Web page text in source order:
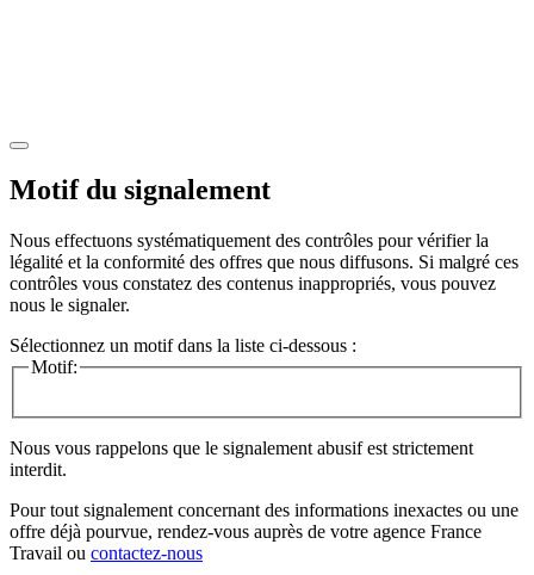
Motif du signalement
Nous effectuons systématiquement des contrôles pour vérifier la
légalité et la conformité des offres que nous diffusons. Si malgré ces
contrôles vous constatez des contenus inappropriés, vous pouvez
nous le signaler.
Sélectionnez un motif dans la liste ci-dessous :
Motif:
Nous vous rappelons que le signalement abusif est strictement
interdit.
Pour tout signalement concernant des informations inexactes ou une
offre déjà pourvue, rendez-vous auprès de votre agence France
Travail ou contactez-nous